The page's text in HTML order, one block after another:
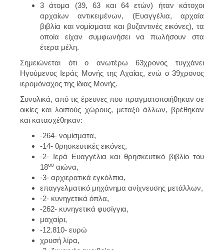
3 άτομα (39, 63 και 64 ετών) ήταν κάτοχοι
αρχαίων αντικειμένων, (Ευαγγέλια, αρχαία
βιβλία και νομίσματα και βυζαντινές εικόνες), τα
οποία είχαν συμφωνήσει να πωλήσουν στα
έτερα μέλη.
Σημειώνεται ότι ο ανωτέρω 63χρονος τυγχάνει
Ηγούμενος Ιεράς Μονής της Αχαΐας, ενώ ο 39χρονος
ιερομόναχος της ίδιας Μονής.
Συνολικά, από τις έρευνες που πραγματοποιήθηκαν σε
οικίες και λοιπούς χώρους, μεταξύ άλλων, βρέθηκαν
και κατασχέθηκαν:
-264- νομίσματα,
-14- θρησκευτικές εικόνες,
-2- Ιερά Ευαγγέλια και θρησκευτικό βιβλίο του
18ου αιώνα,
-3- αρχιερατικά εγκόλπια,
επαγγελματικό μηχάνημα ανίχνευσης μετάλλων,
-2- κυνηγετικά όπλα,
-262- κυνηγετικά φυσίγγια,
μαχαίρι,
-12.810- ευρώ
χρυσή λίρα,